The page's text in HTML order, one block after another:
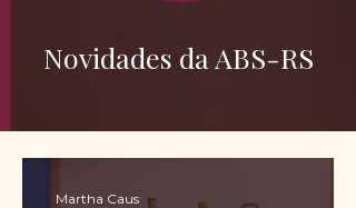
Novidades da ABS-RS
Martha Caus